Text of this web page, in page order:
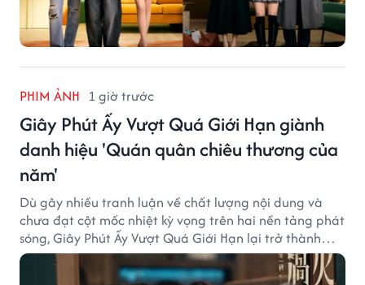
PHIM ẢNH 1 giờ trước
Giây Phút Ấy Vượt Quá Giới Hạn giành
danh hiệu 'Quán quân chiêu thương của
năm'
Dù gây nhiều tranh luận về chất lượng nội dung và
chưa đạt cột mốc nhiệt kỳ vọng trên hai nền tảng phát
sóng, Giây Phút Ấy Vượt Quá Giới Hạn lại trở thành
hiện tượng ở khía cạnh thương mại.